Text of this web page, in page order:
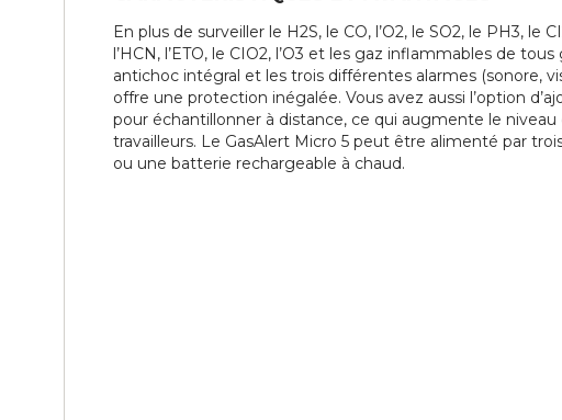
En plus de surveiller le H2S, le CO, l’O2, le SO2, le PH3, le
l’HCN, l’ETO, le CIO2, l’O3 et les gaz inflammables de tous
antichoc intégral et les trois différentes alarmes (sonore,
offre une protection inégalée. Vous avez aussi l’option
pour échantillonner à distance, ce qui augmente le
travailleurs. Le GasAlert Micro 5 peut être alimenté par
ou une batterie rechargeable à chaud.